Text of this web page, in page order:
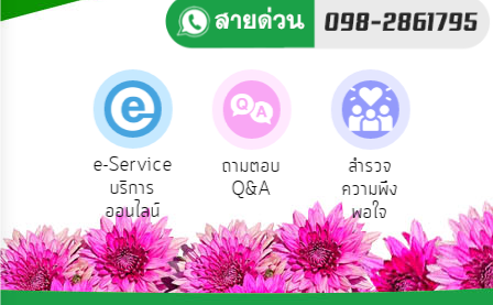
ความ
ยุทธศาสตร์/
การ
บริหาร/
พัฒนา
ทรัพยากร
คล
e-Service
บริการ
ออนไลน์
ถามตอบ
Q&A
สำรวจ
ความพึง
พอใจ